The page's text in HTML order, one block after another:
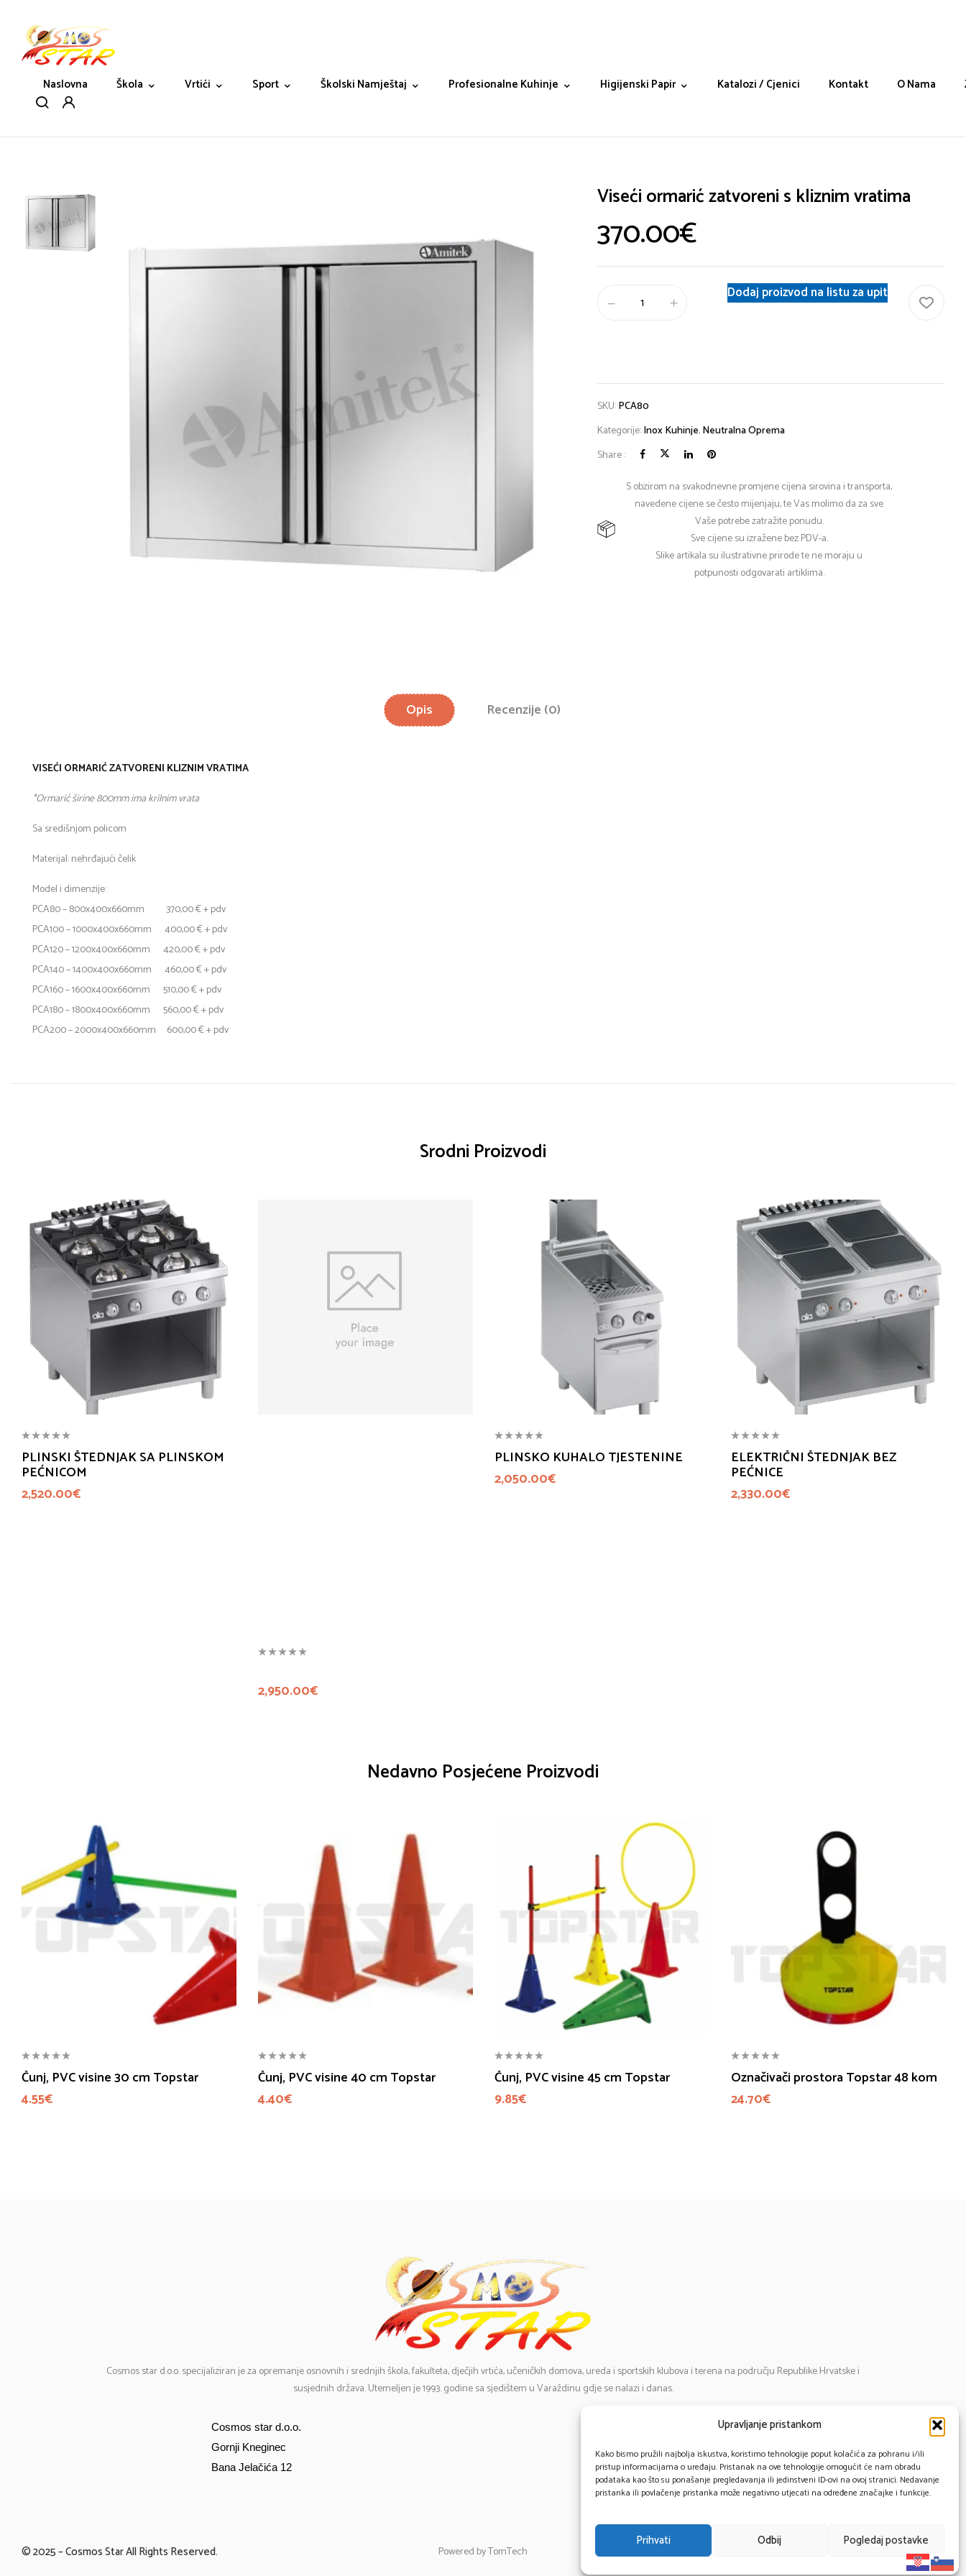
Upravljanje pristankom
Kako bismo pružili najbolja iskustva, koristimo tehnologije poput kolačića za pohranu i/ili
pristup informacijama o uređaju. Pristanak na ove tehnologije omogućit će nam obradu
podataka kao što su ponašanje pregledavanja ili jedinstveni ID-ovi na ovoj stranici. Nedavanje
pristanka ili povlačenje pristanka može negativno utjecati na određene značajke i funkcije.
Prihvati Odbij Pogledaj postavke
Naslovna Škola Vrtići Sport Školski Namještaj Profesionalne Kuhinje Higijenski Papir Katalozi / Cjenici Kontakt O Nama
Viseći ormarić zatvoreni s kliznim vratima
370.00€
Dodaj proizvod na listu za upit
SKU:PCA80
Kategorije:Inox Kuhinje,Neutralna Oprema
Share :
S obzirom na svakodnevne promjene cijena sirovina i transporta,
navedene cijene se često mijenjaju, te Vas molimo da za sve
Vaše potrebe zatražite ponudu.
Sve cijene su izražene bez PDV-a.
Slike artikala su ilustrativne prirode te ne moraju u
potpunosti odgovarati artiklima.
Opis Recenzije (0)
VISEĆI ORMARIĆ ZATVORENI KLIZNIM VRATIMA
*Ormarić širine 800mm ima krilnim vrata
Sa središnjom policom
Materijal: nehrđajući čelik
Model i dimenzije:
PCA80 – 800x400x660mm 370,00 € + pdv
PCA100 – 1000x400x660mm 400,00 € + pdv
PCA120 – 1200x400x660mm 420,00 € + pdv
PCA140 – 1400x400x660mm 460,00 € + pdv
PCA160 – 1600x400x660mm 510,00 € + pdv
PCA180 – 1800x400x660mm 560,00 € + pdv
PCA200 – 2000x400x660mm 600,00 € + pdv
Srodni Proizvodi
PLINSKI ŠTEDNJAK SA PLINSKOM
PEĆNICOM
2,520.00€
2,950.00€
PLINSKO KUHALO TJESTENINE
2,050.00€
ELEKTRIČNI ŠTEDNJAK BEZ
PEĆNICE
2,330.00€
Nedavno Posjećene Proizvodi
Čunj, PVC visine 30 cm Topstar
4.55€
Čunj, PVC visine 40 cm Topstar
4.40€
Čunj, PVC visine 45 cm Topstar
9.85€
Označivači prostora Topstar 48 kom
24.70€
Cosmosstar d.o.o. specijaliziran je za opremanje osnovnih i srednjih škola, fakulteta, dječjih vrtića, učeničkih domova, ureda i sportskih klubova i terena na području Republike Hrvatske i
susjednih država. Utemeljen je 1993. godine sa sjedištem u Varaždinu gdje se nalazi i danas.
Cosmos star d.o.o.
Gornji Kneginec
Bana Jelačića 12
cosmos@cosmos-star.hr
Tel: 098 284 634
091 430 1093
© 2025 – Cosmos Star All Rights Reserved. Powered by TomTech Impressum